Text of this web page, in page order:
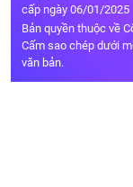
cấp ngày 06/01/2025
Bản quyền thuộc về
Cấm sao chép dưới
văn bản.